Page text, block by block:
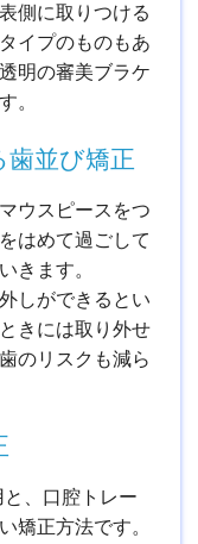
側に取りつける
イプのものもあ
明の審美ブラケ
。
並び矯正
ウスピースをつ
はめて過ごして
きます。
しができるとい
きには取り外せ
のリスクも減ら
、口腔トレー
矯正方法です。